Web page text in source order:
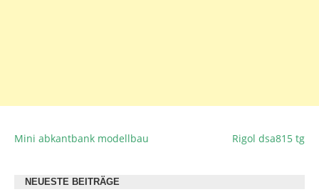
BEITRAGSNAVIGATION
Mini abkantbank modellbau Rigol dsa815 tg
NEUESTE BEITRÄGE